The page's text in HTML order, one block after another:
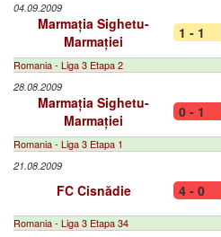
04.09.2009
Marmația Sighetu-
Marmației
1 - 1
Romania - Liga 3 Etapa 2
28.08.2009
Marmația Sighetu-
Marmației
0 - 1
Romania - Liga 3 Etapa 1
21.08.2009
FC Cisnădie 4 - 0
Romania - Liga 3 Etapa 34